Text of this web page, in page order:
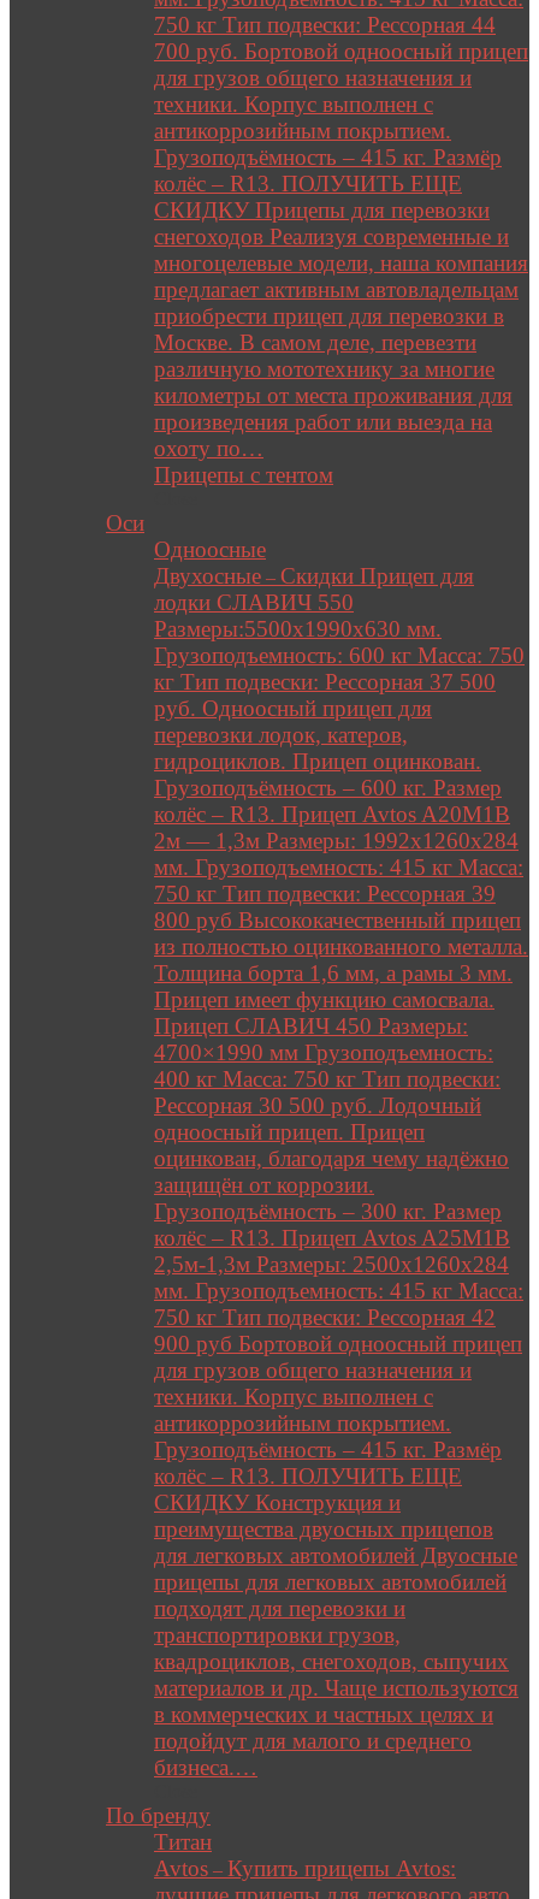
750 кг Тип подвески: Рессорная 44
700 руб. Бортовой одноосный прицеп
для грузов общего назначения и
техники. Корпус выполнен с
антикоррозийным покрытием.
Грузоподъёмность – 415 кг. Размёр
колёс – R13. ПОЛУЧИТЬ ЕЩЕ
СКИДКУ Прицепы для перевозки
снегоходов Реализуя современные и
многоцелевые модели, наша компания
предлагает активным автовладельцам
приобрести прицеп для перевозки в
Москве. В самом деле, перевезти
различную мототехнику за многие
километры от места проживания для
произведения работ или выезда на
охоту по…
Прицепы с тентом
Оси
Одноосные
Двухосные – Скидки Прицеп для
лодки СЛАВИЧ 550
Размеры:5500х1990х630 мм.
Грузоподъемность: 600 кг Масса: 750
кг Тип подвески: Рессорная 37 500
руб. Одноосный прицеп для
перевозки лодок, катеров,
гидроциклов. Прицеп оцинкован.
Грузоподъёмность – 600 кг. Размер
колёс – R13. Прицеп Avtos A20M1B
2м — 1,3м Размеры: 1992х1260х284
мм. Грузоподъемность: 415 кг Масса:
750 кг Тип подвески: Рессорная 39
800 руб Высококачественный прицеп
из полностью оцинкованного металла.
Толщина борта 1,6 мм, а рамы 3 мм.
Прицеп имеет функцию самосвала.
Прицеп СЛАВИЧ 450 Размеры:
4700×1990 мм Грузоподъемность:
400 кг Масса: 750 кг Тип подвески:
Рессорная 30 500 руб. Лодочный
одноосный прицеп. Прицеп
оцинкован, благодаря чему надёжно
защищён от коррозии.
Грузоподъёмность – 300 кг. Размер
колёс – R13. Прицеп Avtos A25M1B
2,5м-1,3м Размеры: 2500х1260х284
мм. Грузоподъемность: 415 кг Масса:
750 кг Тип подвески: Рессорная 42
900 руб Бортовой одноосный прицеп
для грузов общего назначения и
техники. Корпус выполнен с
антикоррозийным покрытием.
Грузоподъёмность – 415 кг. Размёр
колёс – R13. ПОЛУЧИТЬ ЕЩЕ
СКИДКУ Конструкция и
преимущества двуосных прицепов
для легковых автомобилей Двуосные
прицепы для легковых автомобилей
подходят для перевозки и
транспортировки грузов,
квадроциклов, снегоходов, сыпучих
материалов и др. Чаще используются
в коммерческих и частных целях и
подойдут для малого и среднего
бизнеса.…
По бренду
Титан
Avtos – Купить прицепы Avtos: